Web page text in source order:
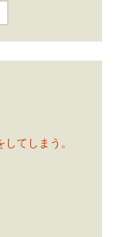
てしまう。